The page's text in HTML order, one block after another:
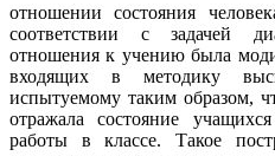
отношении состояния
соответствии с задачей
отношения к учению была
входящих в методику
испытуемому таким образом,
отражала состояние
работы в классе. Такое